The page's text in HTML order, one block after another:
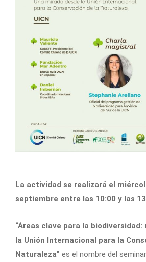
La actividad se realizará el
septiembre entre las 10:00 y las
“Áreas clave para la biodiversidad:
la Unión Internacional para la
Naturaleza” es el nombre del